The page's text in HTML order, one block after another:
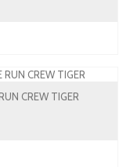
CREW TIGER